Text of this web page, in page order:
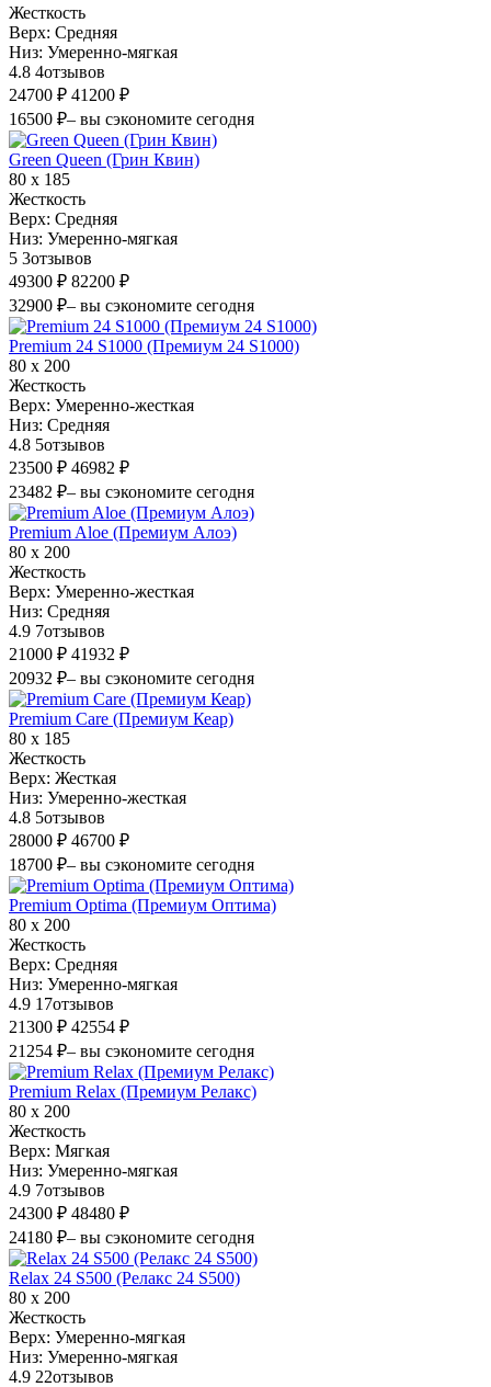
Жесткость
Верх: Средняя
Низ: Умеренно-мягкая
4.8 4отзывов
24700 ₽ 41200 ₽
16500 ₽– вы сэкономите сегодня
Green Queen (Грин Квин)
80 х 185
Жесткость
Верх: Средняя
Низ: Умеренно-мягкая
5 3отзывов
49300 ₽ 82200 ₽
32900 ₽– вы сэкономите сегодня
Premium 24 S1000 (Премиум 24 S1000)
80 х 200
Жесткость
Верх: Умеренно-жесткая
Низ: Средняя
4.8 5отзывов
23500 ₽ 46982 ₽
23482 ₽– вы сэкономите сегодня
Premium Aloe (Премиум Алоэ)
80 х 200
Жесткость
Верх: Умеренно-жесткая
Низ: Средняя
4.9 7отзывов
21000 ₽ 41932 ₽
20932 ₽– вы сэкономите сегодня
Premium Care (Премиум Кеар)
80 х 185
Жесткость
Верх: Жесткая
Низ: Умеренно-жесткая
4.8 5отзывов
28000 ₽ 46700 ₽
18700 ₽– вы сэкономите сегодня
Premium Optima (Премиум Оптима)
80 х 200
Жесткость
Верх: Средняя
Низ: Умеренно-мягкая
4.9 17отзывов
21300 ₽ 42554 ₽
21254 ₽– вы сэкономите сегодня
Premium Relax (Премиум Релакс)
80 х 200
Жесткость
Верх: Мягкая
Низ: Умеренно-мягкая
4.9 7отзывов
24300 ₽ 48480 ₽
24180 ₽– вы сэкономите сегодня
Relax 24 S500 (Релакс 24 S500)
80 х 200
Жесткость
Верх: Умеренно-мягкая
Низ: Умеренно-мягкая
4.9 22отзывов